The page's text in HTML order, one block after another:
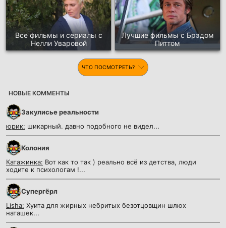
Все фильмы и сериалы с
Нелли Уваровой
Лучшие фильмы с Брэдом
Питтом
ЧТО ПОСМОТРЕТЬ?
НОВЫЕ КОММЕНТЫ
Закулисье реальности
юрик: шикарный. давно подобного не видел...
Колония
Катажинка: Вот как то так ) реально всё из детства, люди
ходите к психологам !...
Супергёрл
Lisha: Хуита для жирных небритых безотцовщин шлюх
наташек...